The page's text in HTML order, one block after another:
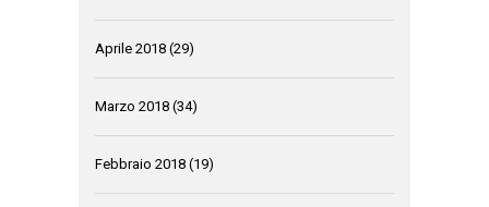
Aprile 2018 (29)
Marzo 2018 (34)
Febbraio 2018 (19)